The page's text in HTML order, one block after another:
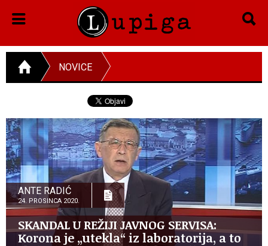
NOVICE
ANTE RADIĆ
24. PROSINCA 2020.
SKANDAL U REŽIJI JAVNOG SERVISA:
Korona je „utekla“ iz laboratorija, a to